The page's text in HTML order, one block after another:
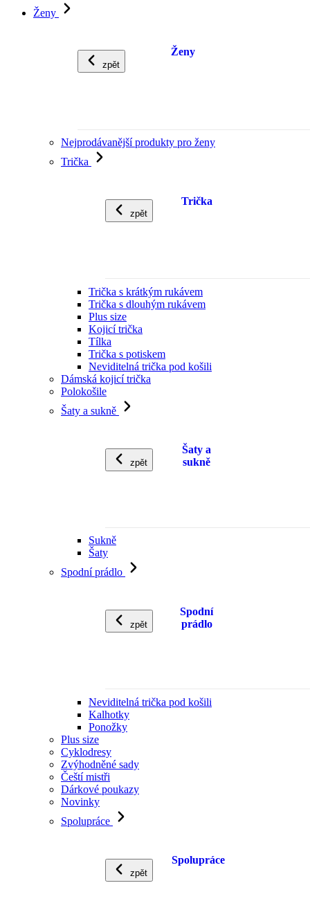
Ženy
zpět
Ženy
Nejprodávanější produkty pro ženy
Trička
zpět
Trička
Trička s krátkým rukávem
Trička s dlouhým rukávem
Plus size
Kojicí trička
Tílka
Trička s potiskem
Neviditelná trička pod košili
Dámská kojicí trička
Polokošile
Šaty a sukně
zpět
Šaty a
sukně
Sukně
Šaty
Spodní prádlo
zpět
Spodní
prádlo
Neviditelná trička pod košili
Kalhotky
Ponožky
Plus size
Cyklodresy
Zvýhodněné sady
Čeští mistři
Dárkové poukazy
Novinky
Spolupráce
zpět
Spolupráce